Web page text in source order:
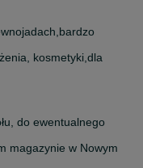
kosmetyki,dla
do ewentualnego
magazynie w Nowym